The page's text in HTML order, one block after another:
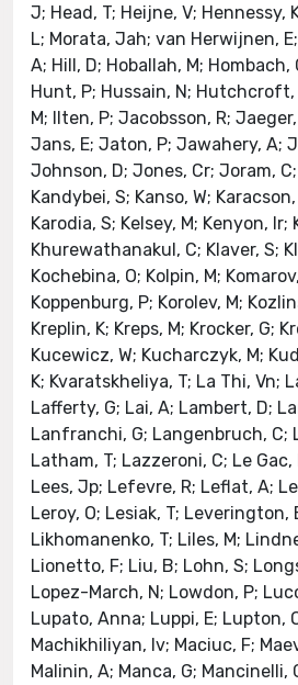
J; Head, T; Heijne, V; Hennessy,
L; Morata, Jah; van Herwijnen,
A; Hill, D; Hoballah, M; Hombach,
Hunt, P; Hussain, N; Hutchcroft,
M; Ilten, P; Jacobsson, R;
Jans, E; Jaton, P; Jawahery, A;
Johnson, D; Jones, Cr; Joram,
Kandybei, S; Kanso, W;
Karodia, S; Kelsey, M; Kenyon, Ir;
Khurewathanakul, C; Klaver, S;
Kochebina, O; Kolpin, M;
Koppenburg, P; Korolev, M;
Kreplin, K; Kreps, M; Krocker, G;
Kucewicz, W; Kucharczyk, M;
K; Kvaratskheliya, T; La Thi, Vn;
Lafferty, G; Lai, A; Lambert, D;
Lanfranchi, G; Langenbruch, C;
Latham, T; Lazzeroni, C; Le
Lees, Jp; Lefevre, R; Leflat, A;
Leroy, O; Lesiak, T; Leverington,
Likhomanenko, T; Liles, M;
Lionetto, F; Liu, B; Lohn, S;
Lopez-March, N; Lowdon, P;
Lupato, Anna; Luppi, E; Lupton,
Machikhiliyan, Iv; Maciuc, F;
Malinin, A; Manca, G; Mancinelli,